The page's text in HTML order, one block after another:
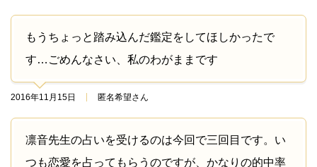
もうちょっと踏み込んだ鑑定をしてほしかったで
す…ごめんなさい、私のわがままです
2016年11月15日 匿名希望さん
凛音先生の占いを受けるのは今回で三回目です。い
つも恋愛を占ってもらうのですが、かなりの的中率